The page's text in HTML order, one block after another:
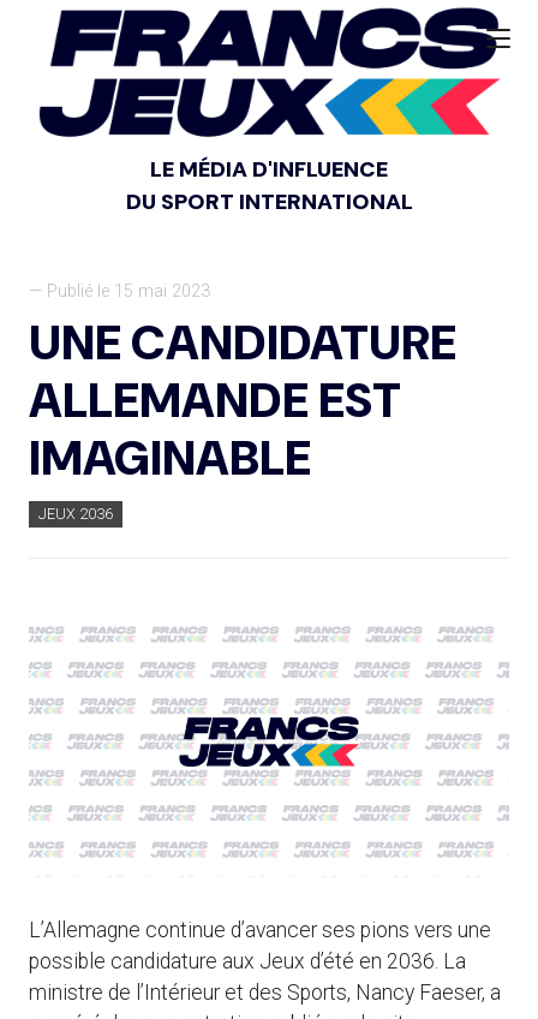
LE MÉDIA D'INFLUENCE
DU SPORT INTERNATIONAL
— Publié le 15 mai 2023
UNE CANDIDATURE
ALLEMANDE EST
IMAGINABLE
JEUX 2036
L’Allemagne continue d’avancer ses pions vers une
possible candidature aux Jeux d’été en 2036. La
ministre de l’Intérieur et des Sports, Nancy Faeser, a